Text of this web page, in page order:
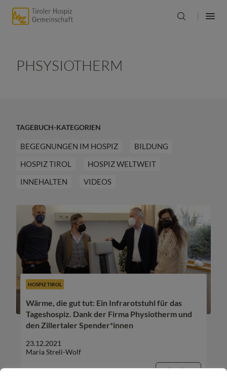
PHSYSIOTHERM
TAGEBUCH-KATEGORIEN
BEGEGNUNGEN IM HOSPIZ
BILDUNG
HOSPIZ TIROL
HOSPIZ WELTWEIT
INNEHALTEN
VIDEOS
HOSPIZ TIROL
Wärme, die gut tut: Ein Infrarotstuhl für das
Tageshospiz. Dank der Firma Physiotherm und
den Zillertaler Spender*innen
23.12.2021
Maria Streli-Wolf
Beitrag lesen